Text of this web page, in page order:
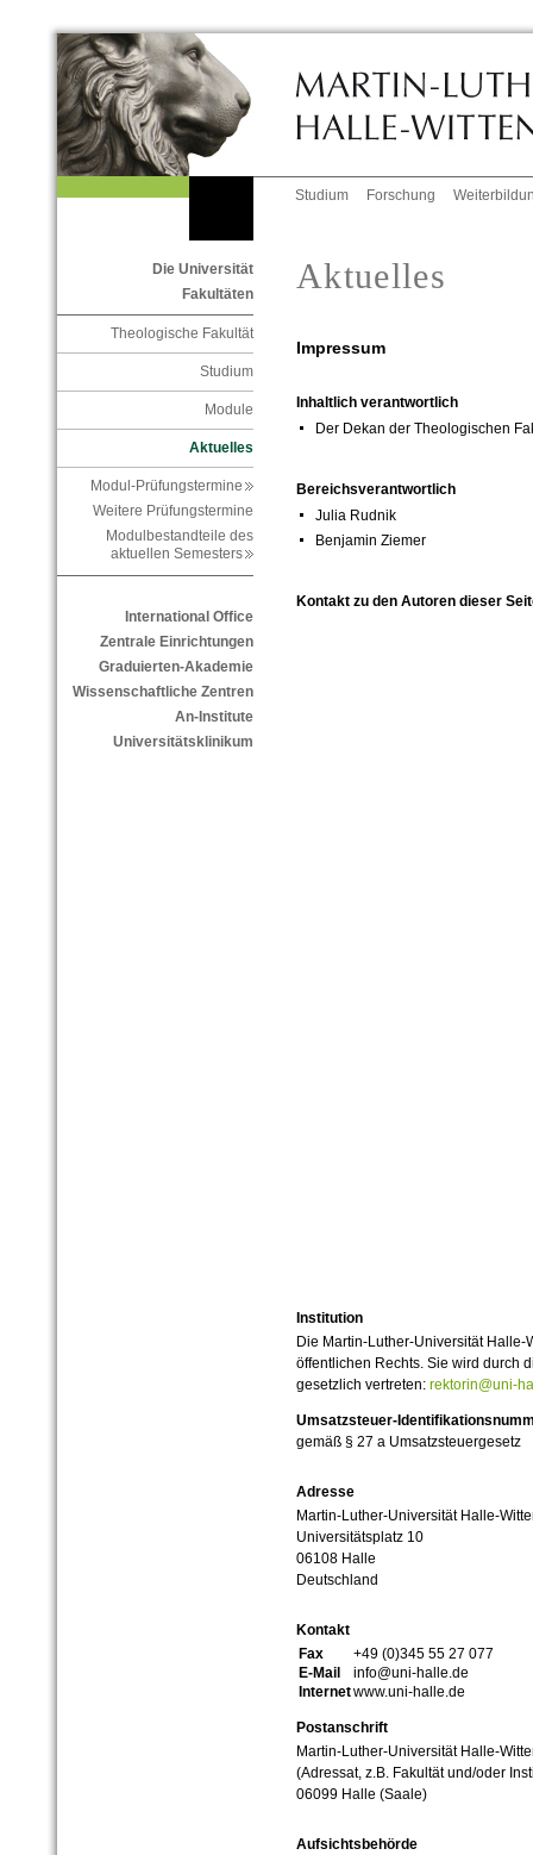
Studium Forschung
Die Universität
Fakultäten
Theologische Fakultät
Studium
Module
Aktuelles
Modul-Prüfungstermine
Weitere Prüfungstermine
Modulbestandteile des
aktuellen Semesters
International Office
Zentrale Einrichtungen
Graduierten-Akademie
Wissenschaftliche Zentren
An-Institute
Universitätsklinikum
Aktuelles
Impressum
Inhaltlich verantwortlich
Der Dekan der Theologischen
Bereichsverantwortlich
Julia Rudnik
Benjamin Ziemer
Kontakt zu den Autoren dieser
Institution
Die Martin-Luther-Universität
öffentlichen Rechts. Sie wird durch
gesetzlich vertreten: rektorin@uni-
Umsatzsteuer-
gemäß § 27 a Umsatzsteuergesetz
Adresse
Martin-Luther-Universität Halle-
Universitätsplatz 10
06108 Halle
Deutschland
Kontakt
Fax
+49 (0)345 55 27 077
E-Mail
info@uni-halle.de
Internetwww.uni-halle.de
Postanschrift
Martin-Luther-Universität Halle-
(Adressat, z.B. Fakultät und/oder
06099 Halle (Saale)
Aufsichtsbehörde